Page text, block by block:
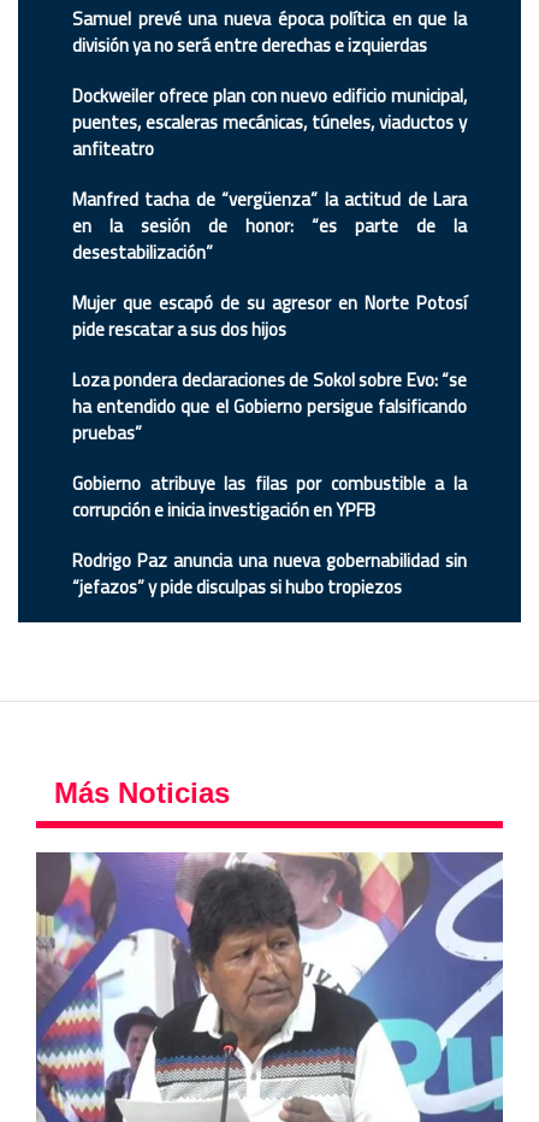
Samuel prevé una nueva época política en que la
división ya no será entre derechas e izquierdas
Dockweiler ofrece plan con nuevo edificio municipal,
puentes, escaleras mecánicas, túneles, viaductos y
anfiteatro
Manfred tacha de “vergüenza” la actitud de Lara
en la sesión de honor: “es parte de la
desestabilización”
Mujer que escapó de su agresor en Norte Potosí
pide rescatar a sus dos hijos
Loza pondera declaraciones de Sokol sobre Evo: “se
ha entendido que el Gobierno persigue falsificando
pruebas”
Gobierno atribuye las filas por combustible a la
corrupción e inicia investigación en YPFB
Rodrigo Paz anuncia una nueva gobernabilidad sin
“jefazos” y pide disculpas si hubo tropiezos
Más Noticias